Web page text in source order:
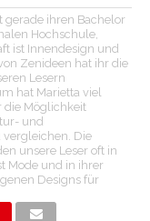
gerade ihren Bachelor
Hochschule,
ist Innendesign und
Zenideen hat ihr die
Lesern
hat Marietta viel
die Möglichkeit
und
Die
unsere Leser oft in
Mode und in ihrer
Designs für